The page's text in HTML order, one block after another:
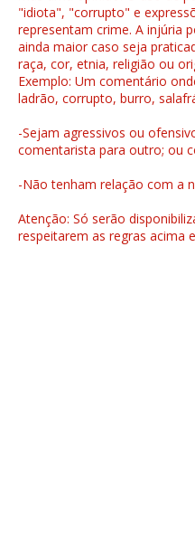
"idiota", "corrupto" e
representam crime. A injúria
ainda maior caso seja
raça, cor, etnia, religião ou
Exemplo: Um comentário
ladrão, corrupto, burro,
-Sejam agressivos ou
comentarista para outro; ou
-Não tenham relação com a
Atenção: Só serão
respeitarem as regras acima